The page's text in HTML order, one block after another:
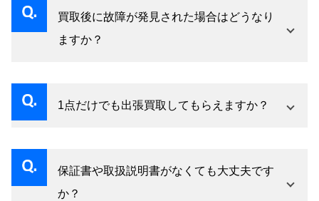
シールに記載されていますが、無理に確認して
いただく必要はありません。
額にご納得いただけない場合、遠慮なくお断り
ください。出張査定の場合も、キャンセル料や
安心してご依頼ください。
買取後に故障が発見された場合はどうなり
ますか？
任を問うことはありません。ただし、故意に故
ございます。そのリスクも含めて査定価格を決
定しておりますので、ご安心ください。
1点だけでも出張買取してもらえますか？
無料です。冷蔵庫やエアコンなど大型家電の場
合でも無料で対応致します。階段の場合は搬出
保証書や取扱説明書がなくても大丈夫です
か？